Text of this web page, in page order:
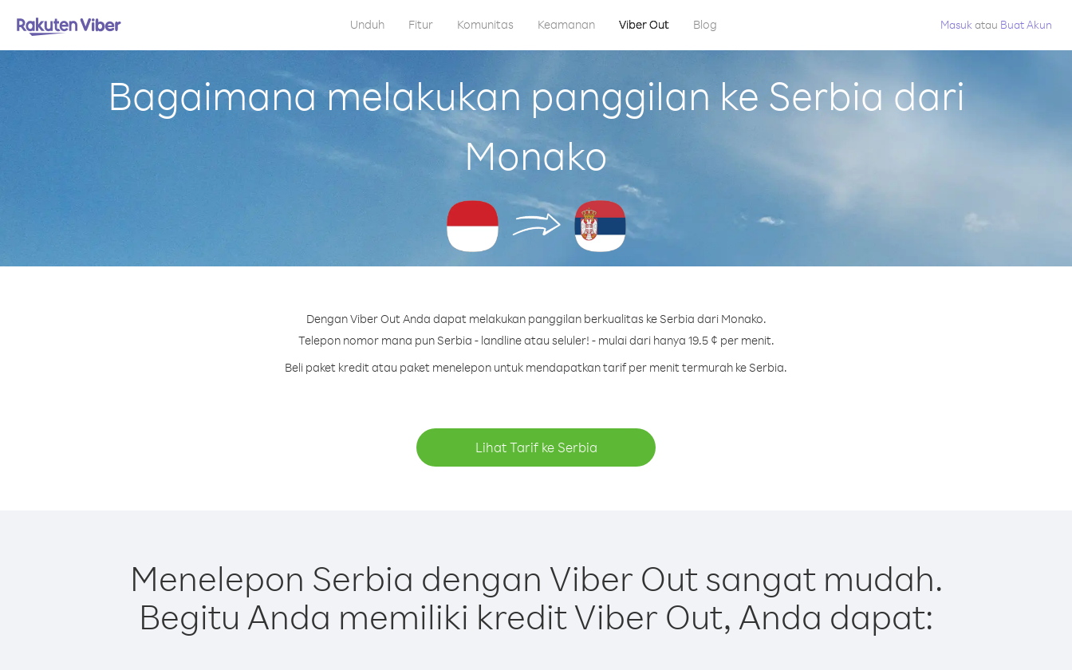
Unduh Fitur Komunitas Keamanan Viber Out Blog Masuk atau Buat Akun
Bagaimana melakukan panggilan ke Serbia dari
Monako
Dengan Viber Out Anda dapat melakukan panggilan berkualitas ke Serbia dari Monako.
Telepon nomor mana pun Serbia - landline atau seluler! - mulai dari hanya 19.5 ¢ per menit.
Beli paket kredit atau paket menelepon untuk mendapatkan tarif per menit termurah ke Serbia.
Lihat Tarif ke Serbia
Menelepon Serbia dengan Viber Out sangat mudah.
Begitu Anda memiliki kredit Viber Out, Anda dapat: